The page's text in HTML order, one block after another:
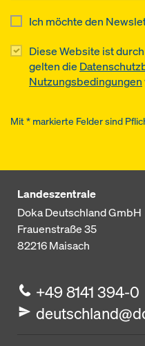
Ich möchte den
Diese Website ist
gelten die
Nutzungsbedingungen
Mit * markierte Felder sind
Landeszentrale
Doka Deutschland GmbH
Frauenstraße 35
82216Maisach
+49 8141 394-0